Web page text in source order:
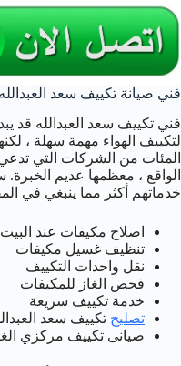
فني صيانة تكييف سعد العبدالله
فني تكييف سعد العبدالله قد
لتكييف الهواء مهمة سهلة ،
المئات من الشركات التي
الواقع ، معظمها عديم
خدماتهم أكثر مما ينبغي في
اصلاح مكيفات عند البيت
تنظيف غسيل مكيفات
نقل واحدات التكييف
فحص الغاز للمكيفات
خدمة تكييف سريعة
تصليح تكييف سعد
صيانى تكييف مركزي